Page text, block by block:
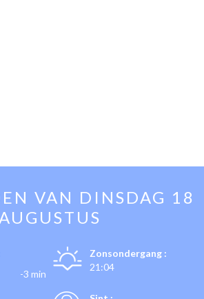
VAN DINSDAG 18
-3 min
Zonsondergang :
21:04